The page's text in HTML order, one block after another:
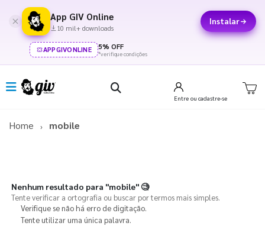
App GIV Online
10 mil+ downloads
Instalar
APPGIVONLINE 5% OFF
*verifique condições
Entre ou cadastre-se
Home mobile
Nenhum resultado para "mobile"🧐
Tente verificar a ortografia ou buscar por termos mais simples.
Verifique se não há erro de digitação.
Tente utilizar uma única palavra.